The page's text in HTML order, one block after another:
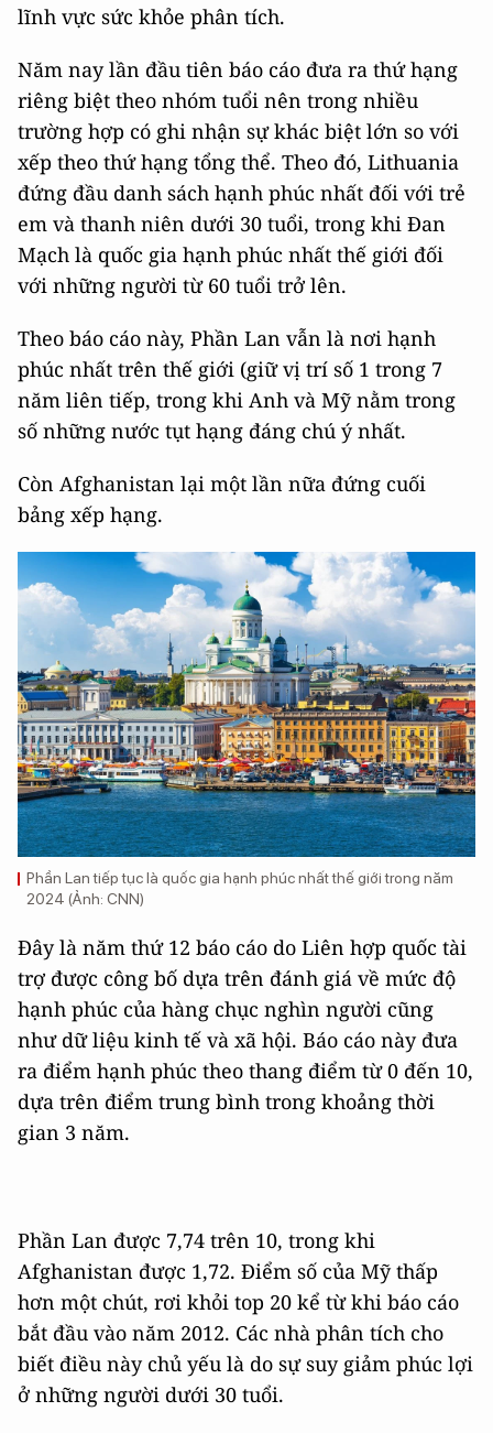
lĩnh vực sức khỏe phân tích.
Năm nay lần đầu tiên báo cáo đưa ra thứ hạng
riêng biệt theo nhóm tuổi nên trong nhiều
trường hợp có ghi nhận sự khác biệt lớn so với
xếp theo thứ hạng tổng thể. Theo đó, Lithuania
đứng đầu danh sách hạnh phúc nhất đối với trẻ
em và thanh niên dưới 30 tuổi, trong khi Đan
Mạch là quốc gia hạnh phúc nhất thế giới đối
với những người từ 60 tuổi trở lên.
Theo báo cáo này, Phần Lan vẫn là nơi hạnh
phúc nhất trên thế giới (giữ vị trí số 1 trong 7
năm liên tiếp, trong khi Anh và Mỹ nằm trong
số những nước tụt hạng đáng chú ý nhất.
Còn Afghanistan lại một lần nữa đứng cuối
bảng xếp hạng.
Phần Lan tiếp tục là quốc gia hạnh phúc nhất thế giới trong năm
2024 (Ảnh: CNN)
Đây là năm thứ 12 báo cáo do Liên hợp quốc tài
trợ được công bố dựa trên đánh giá về mức độ
hạnh phúc của hàng chục nghìn người cũng
như dữ liệu kinh tế và xã hội. Báo cáo này đưa
ra điểm hạnh phúc theo thang điểm từ 0 đến 10,
dựa trên điểm trung bình trong khoảng thời
gian 3 năm.
Phần Lan được 7,74 trên 10, trong khi
Afghanistan được 1,72. Điểm số của Mỹ thấp
hơn một chút, rơi khỏi top 20 kể từ khi báo cáo
bắt đầu vào năm 2012. Các nhà phân tích cho
biết điều này chủ yếu là do sự suy giảm phúc lợi
ở những người dưới 30 tuổi.